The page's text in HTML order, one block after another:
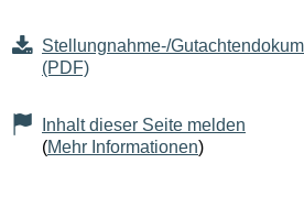
Stellungnahme-/
(PDF)
Inhalt dieser Seite melden
(Mehr Informationen)